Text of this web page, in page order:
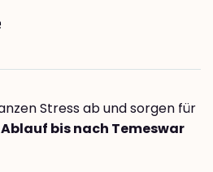
Stress ab und sorgen für
bis nach Temeswar